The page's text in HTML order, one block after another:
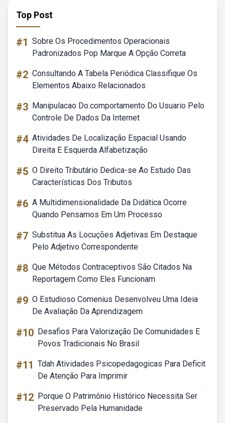
Top Post
#1 Sobre Os Procedimentos Operacionais
Padronizados Pop Marque A Opção Correta
#2 Consultando A Tabela Periódica Classifique Os
Elementos Abaixo Relacionados
#3 Manipulacao Do.comportamento Do Usuario Pelo
Controle De Dados Da Internet
#4 Atividades De Localização Espacial Usando
Direita E Esquerda Alfabetização
#5 O Direito Tributário Dedica-se Ao Estudo Das
Características Dos Tributos
#6 A Multidimensionalidade Da Didática Ocorre
Quando Pensamos Em Um Processo
#7 Substitua As Locuções Adjetivas Em Destaque
Pelo Adjetivo Correspondente
#8 Que Métodos Contraceptivos São Citados Na
Reportagem Como Eles Funcionam
#9 O Estudioso Comenius Desenvolveu Uma Ideia
De Avaliação Da Aprendizagem
#10 Desafios Para Valorização De Comunidades E
Povos Tradicionais No Brasil
#11 Tdah Atividades Psicopedagogicas Para Deficit
De Atenção Para Imprimir
#12 Porque O Patrimônio Histórico Necessita Ser
Preservado Pela Humanidade